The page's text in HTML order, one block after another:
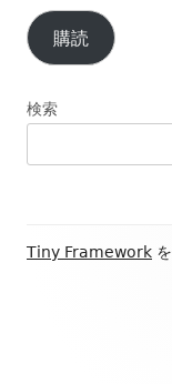
ル
ア
ド
ス
購読
検索
フ
Tiny Framework